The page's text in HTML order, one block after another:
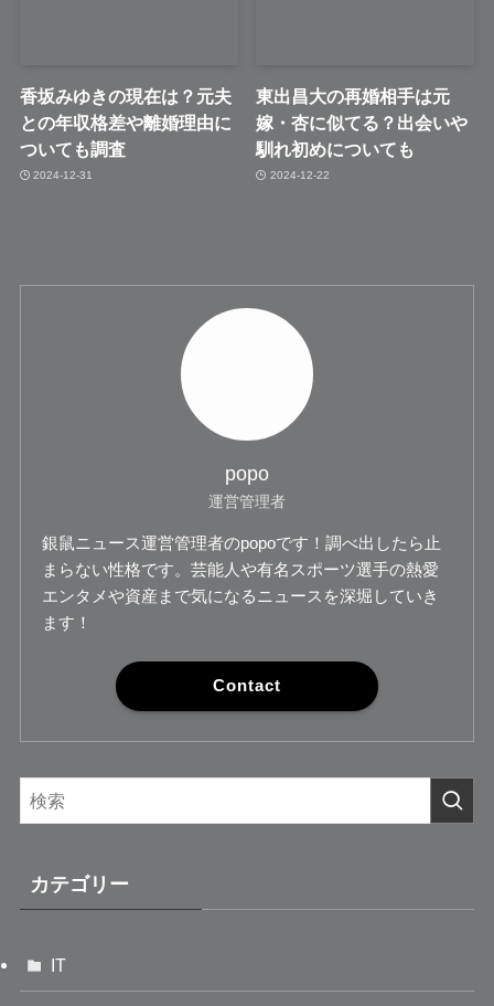
香坂みゆきの現在は？元夫
との年収格差や離婚理由に
ついても調査
2024-12-31
東出昌大の再婚相手は元
嫁・杏に似てる？出会いや
馴れ初めについても
2024-12-22
popo
運営管理者
銀鼠ニュース運営管理者のpopoです！調べ出したら止
まらない性格です。芸能人や有名スポーツ選手の熱愛
エンタメや資産まで気になるニュースを深堀していき
ます！
Contact
カテゴリー
IT